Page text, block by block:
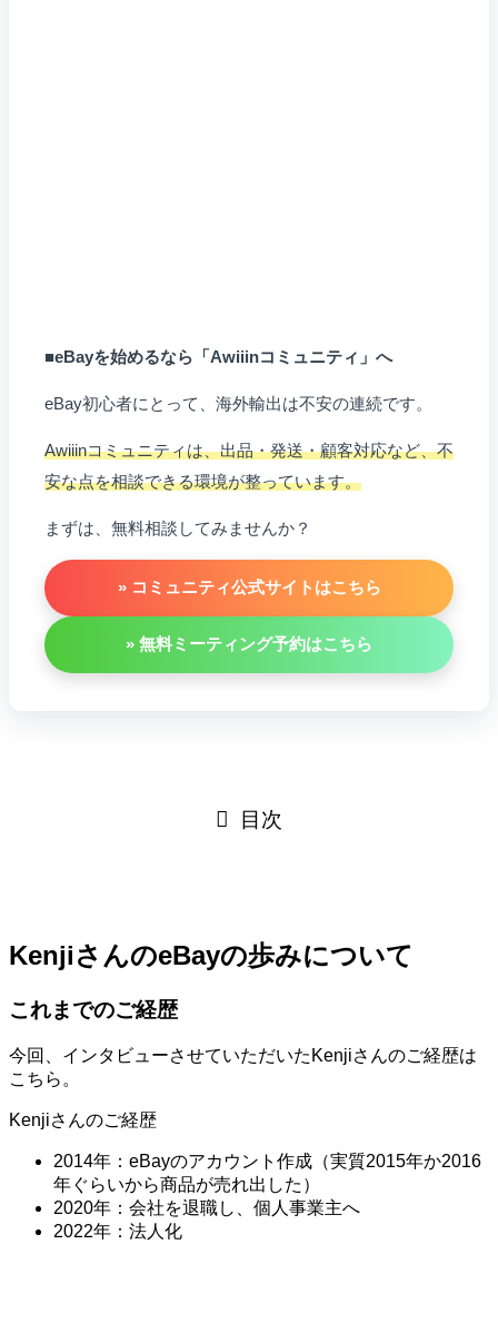
■eBayを始めるなら「Awiiinコミュニティ」へ
eBay初心者にとって、海外輸出は不安の連続です。
Awiiinコミュニティは、出品・発送・顧客対応など、不
安な点を相談できる環境が整っています。
まずは、無料相談してみませんか？
» コミュニティ公式サイトはこちら
» 無料ミーティング予約はこちら
目次
KenjiさんのeBayの歩みについて
これまでのご経歴
今回、インタビューさせていただいたKenjiさんのご経歴は
こちら。
Kenjiさんのご経歴
2014年：eBayのアカウント作成（実質2015年か2016
年ぐらいから商品が売れ出した）
2020年：会社を退職し、個人事業主へ
2022年：法人化